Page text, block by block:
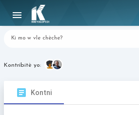
menu
Kontribitè yo:
article Kontni